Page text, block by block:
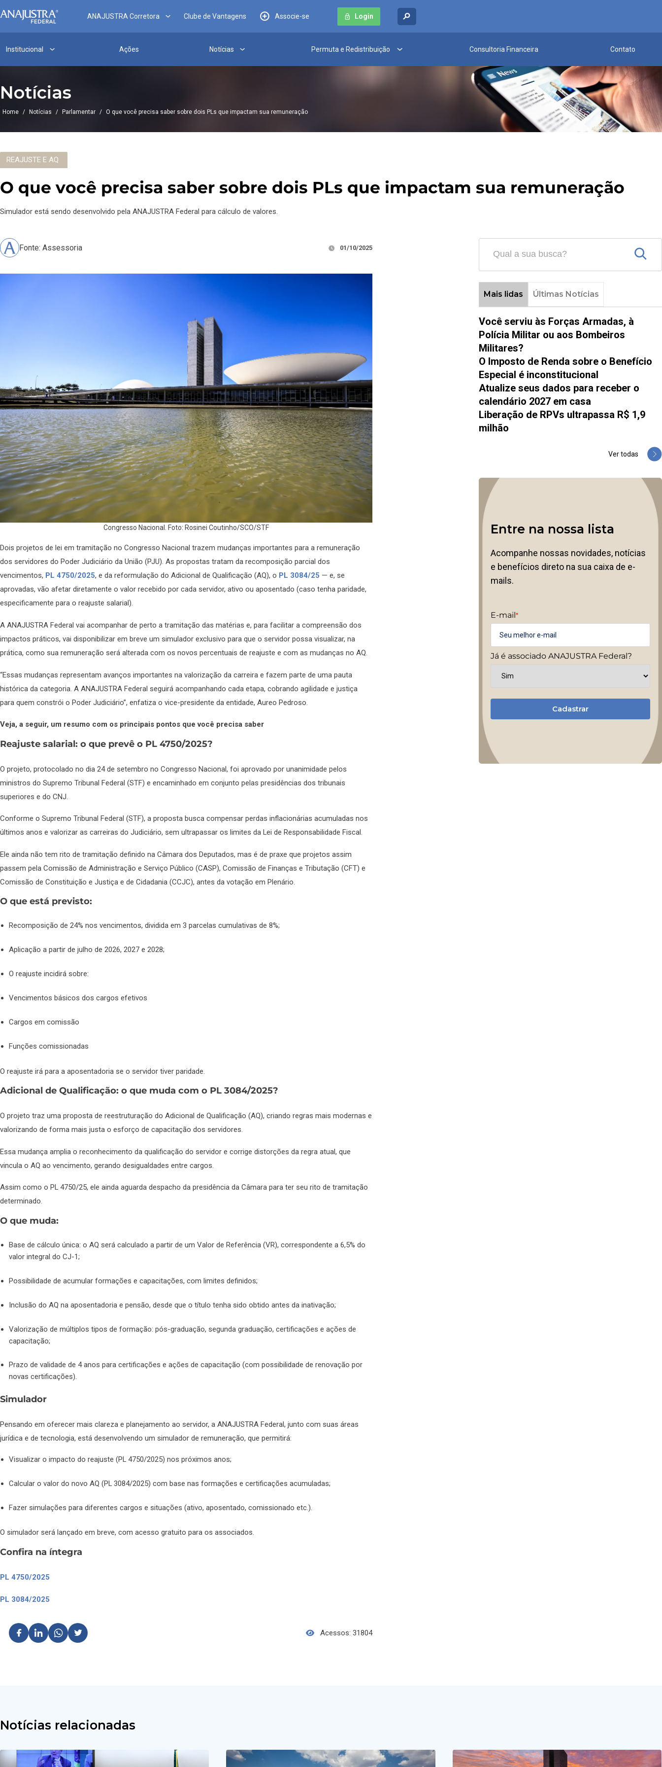
ANAJUSTRA Corretora Clube de Vantagens Associe-se Login
Institucional Ações Notícias Permuta e Redistribuição Consultoria Financeira Contato
Notícias
Home / Notícias / Parlamentar / O que você precisa saber sobre dois PLs que impactam sua remuneração
REAJUSTE E AQ
O que você precisa saber sobre dois PLs que impactam sua remuneração
Simulador está sendo desenvolvido pela ANAJUSTRA Federal para cálculo de valores.
Fonte: Assessoria 01/10/2025
Congresso Nacional. Foto: Rosinei Coutinho/SCO/STF
Dois projetos de lei em tramitação no Congresso Nacional trazem mudanças importantes para a remuneração
dos servidores do Poder Judiciário da União (PJU). As propostas tratam da recomposição parcial dos
vencimentos, PL 4750/2025, e da reformulação do Adicional de Qualificação (AQ), o PL 3084/25 — e, se
aprovadas, vão afetar diretamente o valor recebido por cada servidor, ativo ou aposentado (caso tenha paridade,
especificamente para o reajuste salarial).
A ANAJUSTRA Federal vai acompanhar de perto a tramitação das matérias e, para facilitar a compreensão dos
impactos práticos, vai disponibilizar em breve um simulador exclusivo para que o servidor possa visualizar, na
prática, como sua remuneração será alterada com os novos percentuais de reajuste e com as mudanças no AQ.
“Essas mudanças representam avanços importantes na valorização da carreira e fazem parte de uma pauta
histórica da categoria. A ANAJUSTRA Federal seguirá acompanhando cada etapa, cobrando agilidade e justiça
para quem constrói o Poder Judiciário”, enfatiza o vice-presidente da entidade, Aureo Pedroso.
Veja, a seguir, um resumo com os principais pontos que você precisa saber
Reajuste salarial: o que prevê o PL 4750/2025?
O projeto, protocolado no dia 24 de setembro no Congresso Nacional, foi aprovado por unanimidade pelos
ministros do Supremo Tribunal Federal (STF) e encaminhado em conjunto pelas presidências dos tribunais
superiores e do CNJ.
Conforme o Supremo Tribunal Federal (STF), a proposta busca compensar perdas inflacionárias acumuladas nos
últimos anos e valorizar as carreiras do Judiciário, sem ultrapassar os limites da Lei de Responsabilidade Fiscal.
Ele ainda não tem rito de tramitação definido na Câmara dos Deputados, mas é de praxe que projetos assim
passem pela Comissão de Administração e Serviço Público (CASP), Comissão de Finanças e Tributação (CFT) e
Comissão de Constituição e Justiça e de Cidadania (CCJC), antes da votação em Plenário.
O que está previsto:
Recomposição de 24% nos vencimentos, dividida em 3 parcelas cumulativas de 8%;
Aplicação a partir de julho de 2026, 2027 e 2028;
O reajuste incidirá sobre:
Vencimentos básicos dos cargos efetivos
Cargos em comissão
Funções comissionadas
O reajuste irá para a aposentadoria se o servidor tiver paridade.
Adicional de Qualificação: o que muda com o PL 3084/2025?
O projeto traz uma proposta de reestruturação do Adicional de Qualificação (AQ), criando regras mais modernas e
valorizando de forma mais justa o esforço de capacitação dos servidores.
Essa mudança amplia o reconhecimento da qualificação do servidor e corrige distorções da regra atual, que
vincula o AQ ao vencimento, gerando desigualdades entre cargos.
Assim como o PL 4750/25, ele ainda aguarda despacho da presidência da Câmara para ter seu rito de tramitação
determinado.
O que muda:
Base de cálculo única: o AQ será calculado a partir de um Valor de Referência (VR), correspondente a 6,5% do
valor integral do CJ-1;
Possibilidade de acumular formações e capacitações, com limites definidos;
Inclusão do AQ na aposentadoria e pensão, desde que o título tenha sido obtido antes da inativação;
Valorização de múltiplos tipos de formação: pós-graduação, segunda graduação, certificações e ações de
capacitação;
Prazo de validade de 4 anos para certificações e ações de capacitação (com possibilidade de renovação por
novas certificações).
Simulador
Pensando em oferecer mais clareza e planejamento ao servidor, a ANAJUSTRA Federal, junto com suas áreas
jurídica e de tecnologia, está desenvolvendo um simulador de remuneração, que permitirá:
Visualizar o impacto do reajuste (PL 4750/2025) nos próximos anos;
Calcular o valor do novo AQ (PL 3084/2025) com base nas formações e certificações acumuladas;
Fazer simulações para diferentes cargos e situações (ativo, aposentado, comissionado etc.).
O simulador será lançado em breve, com acesso gratuito para os associados.
Confira na íntegra
PL 4750/2025
PL 3084/2025
Acessos: 31804
Mais lidas Últimas Notícias
Você serviu às Forças Armadas, à
Polícia Militar ou aos Bombeiros
Militares?
O Imposto de Renda sobre o Benefício
Especial é inconstitucional
Atualize seus dados para receber o
calendário 2027 em casa
Liberação de RPVs ultrapassa R$ 1,9
milhão
Ver todas
Entre na nossa lista
Acompanhe nossas novidades, notícias
e benefícios direto na sua caixa de e-
mails.
E-mail*
Já é associado ANAJUSTRA Federal?
Cadastrar
Notícias relacionadas